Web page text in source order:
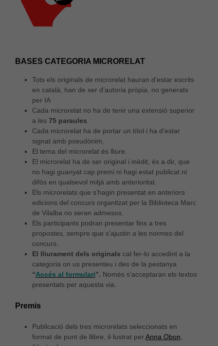
BASES CATEGORIA MICRORELAT
Tots els originals de microrelat hauran d’estar escrits
en català, han de ser d’autoria pròpia, no generats
per IA
Cada microrelat no ha de tenir una extensió superior
a les 75 paraules.
Cada microrelat ha de portar un títol i ha d’estar
signat amb pseudònim.
El tema del microrelat és lliure.
El microrelat ha de ser original i inèdit, és a dir, que
no hagi guanyat cap premi ni hagi estat publicat ni
difós en qualsevol mitjà amb anterioritat.
Els microrelats que s’hagin presentat en anteriors
edicions del concurs organitzat per la Biblioteca Marc
de Vilalba no seran admesos.
Els participants podran presentar fins a tres
propostes, sempre que s’ajustin a les normes del
concurs.
El lliurament dels originals cal fer-lo accedint a la
categoria on us presenteu i des de la pestanya
“Accés al formulari”. Només s’acceptaran els textos
presentats per aquesta via.
Premis
Publicació dels tres microrelats seleccionats en
format de punt de llibre, il·lustrat perAnna Obon,